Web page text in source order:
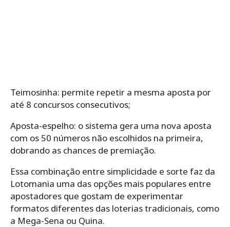
Teimosinha: permite repetir a mesma aposta por
até 8 concursos consecutivos;
Aposta-espelho: o sistema gera uma nova aposta
com os 50 números não escolhidos na primeira,
dobrando as chances de premiação.
Essa combinação entre simplicidade e sorte faz da
Lotomania uma das opções mais populares entre
apostadores que gostam de experimentar
formatos diferentes das loterias tradicionais, como
a Mega-Sena ou Quina.